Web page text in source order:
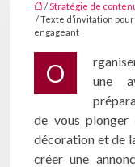
/Stratégie de
/ Texte d’invitation
engageant
O
une
de vous plonger
décoration et de
créer une